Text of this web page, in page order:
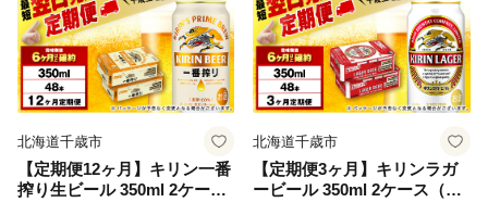
北海道千歳市
【定期便12ヶ月】キリン一番
搾り生ビール 350ml 2ケース
北海道千歳市
【定期便3ヶ月】キリンラガ
ービール 350ml 2ケース（48